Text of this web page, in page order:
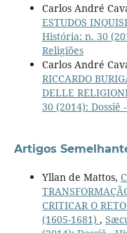
Carlos André
ESTUDOS
História: n. 30
Religiões
Carlos André
RICCARDO
DELLE
30 (2014):
Artigos
Yllan de Mattos,
CRITICAR O
(1605-1681) ,